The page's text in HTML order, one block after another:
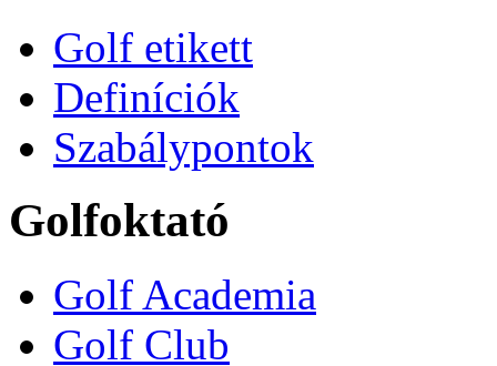
Golf etikett
Definíciók
Szabálypontok
Golfoktató
Golf Academia
Golf Club